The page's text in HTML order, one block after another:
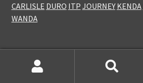
CARLISLE DURO ITP JOURNEY KENDA
WANDA